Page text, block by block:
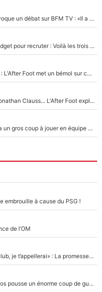
Le côté sombre de Zinedine Zidane provoque un débat sur BFM TV : «Il a pris 14 cartons rouges»
Decathlon-CMA CGM augmente son budget pour recruter : Voilà les trois premiers coureurs qui font rejoindre Paul Seixas en 2027 !
Ferran Torres accepte de signer au PSG : L'After Foot met un bémol sur ce transfert, le champion du monde va couter trop cher ?
Mason Greenwood, Roberto De Zerbi, Jonathan Clauss... L'After Foot explique pourquoi Medhi Benatia a craqué à l'OM !
Un joueur snobé par Didier Deschamps a un gros coup à jouer en équipe de France : Zinedine Zidane a trouvé son numéro 9 ?
embrouille à cause du PSG !
de l’OM
Mercato - OM - «Dès que je prends un club, je t’appellerai» : La promesse de Marcelino au moment de claquer la porte
Victime de racisme contre Murray, Kyrgios pousse un énorme coup de gueule !